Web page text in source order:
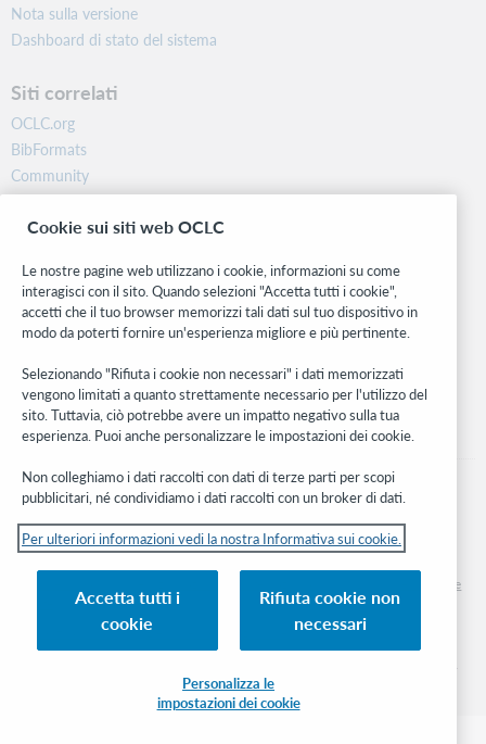
Nota sulla versione
Dashboard di stato del sistema
Siti correlati
OCLC.org
BibFormats
Community
Ricerca
WebJunction
Stay in the know.
Ricevi gli ultimi aggiornamenti di prodotti, ricerche, eventi e molto
altro direttamente nella tua casella di posta.
Subscribe now
© 2026 OCLC
Marchi e/o marchi di servizio nazionali e internazionali di OCLC, Inc. e delle sue
Informativa sui cookie Elenco e impostazioni dei cookie
Cookie sui siti web OCLC
Le nostre pagine web utilizzano i cookie, informazioni su come
interagisci con il sito. Quando selezioni "Accetta tutti i cookie",
accetti che il tuo browser memorizzi tali dati sul tuo dispositivo in
modo da poterti fornire un'esperienza migliore e più pertinente.
Selezionando "Rifiuta i cookie non necessari" i dati memorizzati
vengono limitati a quanto strettamente necessario per l'utilizzo del
sito. Tuttavia, ciò potrebbe avere un impatto negativo sulla tua
esperienza. Puoi anche personalizzare le impostazioni dei cookie.
Non colleghiamo i dati raccolti con dati di terze parti per scopi
pubblicitari, né condividiamo i dati raccolti con un broker di dati.
Per ulteriori informazioni vedi la nostra Informativa sui cookie.
Accetta tutti i
cookie
Rifiuta cookie non
necessari
Personalizza le
impostazioni dei cookie